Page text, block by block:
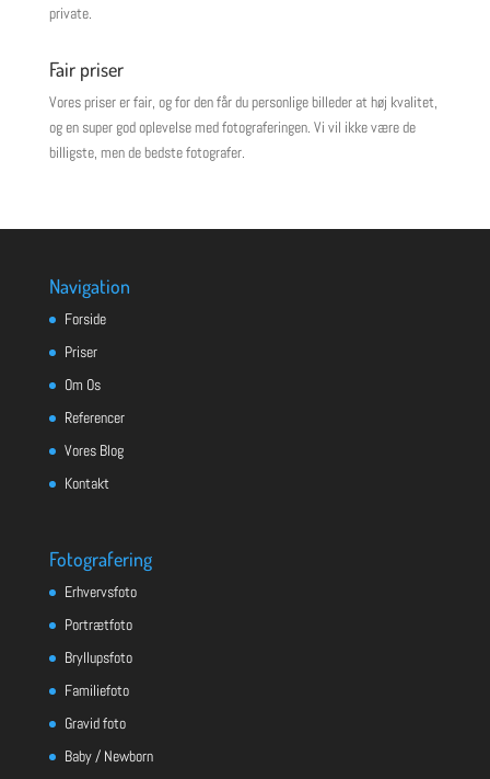
private.
Fair priser
Vores priser er fair, og for den får du personlige billeder at høj kvalitet,
og en super god oplevelse med fotograferingen. Vi vil ikke være de
billigste, men de bedste fotografer.
Navigation
Forside
Priser
Om Os
Referencer
Vores Blog
Kontakt
Fotografering
Erhvervsfoto
Portrætfoto
Bryllupsfoto
Familiefoto
Gravid foto
Baby / Newborn